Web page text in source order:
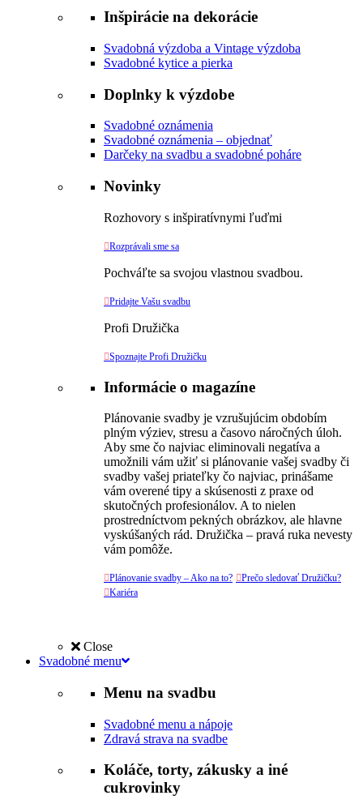
Inšpirácie na dekorácie
Svadobná výzdoba a Vintage výzdoba
Svadobné kytice a pierka
Doplnky k výzdobe
Svadobné oznámenia
Svadobné oznámenia – objednať
Darčeky na svadbu a svadobné poháre
Novinky
Rozhovory s inšpiratívnymi ľuďmi
Rozprávali sme sa
Pochváľte sa svojou vlastnou svadbou.
Pridajte Vašu svadbu
Profi Družička
Spoznajte Profi Družičku
Informácie o magazíne
Plánovanie svadby je vzrušujúcim obdobím
plným výziev, stresu a časovo náročných úloh.
Aby sme čo najviac eliminovali negatíva a
umožnili vám užiť si plánovanie vašej svadby či
svadby vašej priateľky čo najviac, prinášame
vám overené tipy a skúsenosti z praxe od
skutočných profesionálov. A to nielen
prostredníctvom pekných obrázkov, ale hlavne
vyskúšaných rád. Družička – pravá ruka nevesty
vám pomôže.
Plánovanie svadby – Ako na to? Prečo sledovať Družičku?
Kariéra
Close
Svadobné menu
Menu na svadbu
Svadobné menu a nápoje
Zdravá strava na svadbe
Koláče, torty, zákusky a iné
cukrovinky